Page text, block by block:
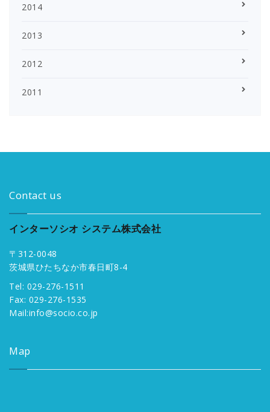
2014
2013
2012
2011
Contact us
インターソシオ システム株式会社
〒312-0048
茨城県ひたちなか市春日町8-4
Tel: 029-276-1511
Fax: 029-276-1535
Mail:info@socio.co.jp
Map